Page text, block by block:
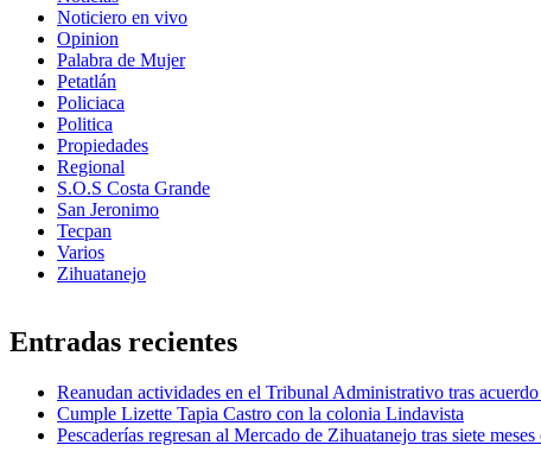
Noticiero en vivo
Opinion
Palabra de Mujer
Petatlán
Policiaca
Politica
Propiedades
Regional
S.O.S Costa Grande
San Jeronimo
Tecpan
Varios
Zihuatanejo
Entradas recientes
Reanudan actividades en el Tribunal Administrativo tras
Cumple Lizette Tapia Castro con la colonia Lindavista
Pescaderías regresan al Mercado de Zihuatanejo tras siete